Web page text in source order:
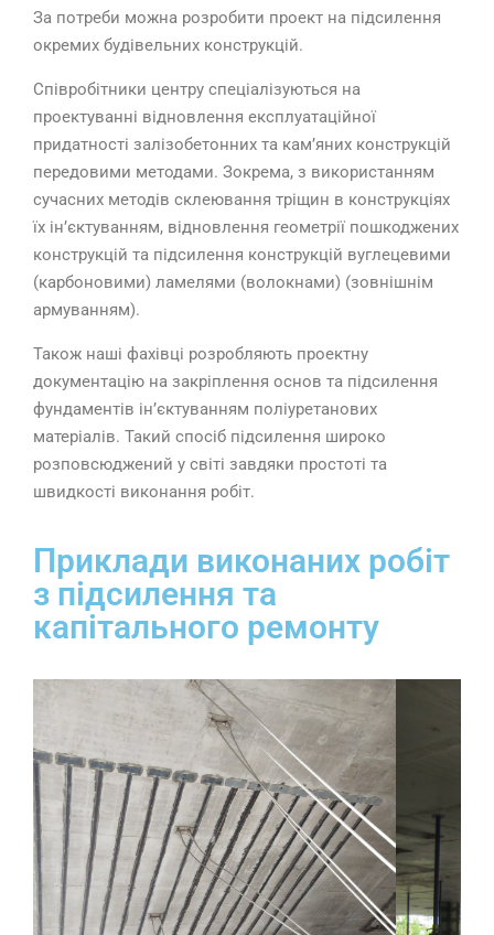
За потреби можна розробити проект на підсилення
окремих будівельних конструкцій.
Співробітники центру спеціалізуються на
проектуванні відновлення експлуатаційної
придатності залізобетонних та кам’яних конструкцій
передовими методами. Зокрема, з використанням
сучасних методів склеювання тріщин в конструкціях
їх ін’єктуванням, відновлення геометрії пошкоджених
конструкцій та підсилення конструкцій вуглецевими
(карбоновими) ламелями (волокнами) (зовнішнім
армуванням).
Також наші фахівці розробляють проектну
документацію на закріплення основ та підсилення
фундаментів ін’єктуванням поліуретанових
матеріалів. Такий спосіб підсилення широко
розповсюджений у світі завдяки простоті та
швидкості виконання робіт.
Приклади виконаних робіт
з підсилення та
капітального ремонту